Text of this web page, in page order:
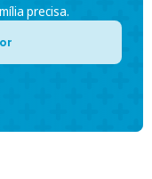
precisa.